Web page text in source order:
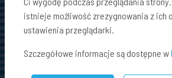
istnieje możliwość zrezygnowania z ich
ustawienia przeglądarki.
Szczegółowe informacje są dostępne w